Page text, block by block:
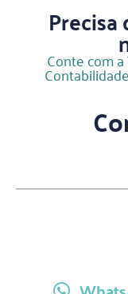
Conte com